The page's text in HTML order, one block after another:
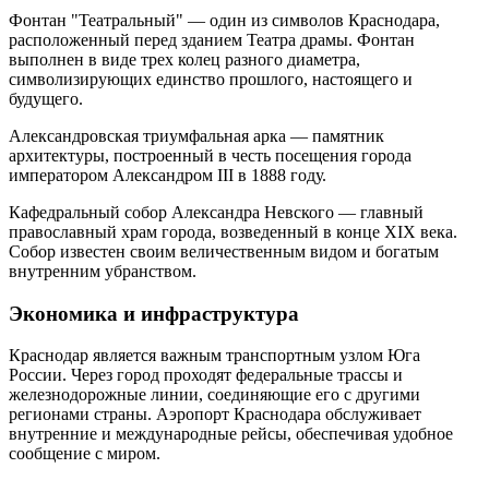
Фонтан "Театральный" — один из символов Краснодара,
расположенный перед зданием Театра драмы. Фонтан
выполнен в виде трех колец разного диаметра,
символизирующих единство прошлого, настоящего и
будущего.
Александровская триумфальная арка — памятник
архитектуры, построенный в честь посещения города
императором Александром III в 1888 году.
Кафедральный собор Александра Невского — главный
православный храм города, возведенный в конце XIX века.
Собор известен своим величественным видом и богатым
внутренним убранством.
Экономика и инфраструктура
Краснодар является важным транспортным узлом Юга
России. Через город проходят федеральные трассы и
железнодорожные линии, соединяющие его с другими
регионами страны. Аэропорт Краснодара обслуживает
внутренние и международные рейсы, обеспечивая удобное
сообщение с миром.